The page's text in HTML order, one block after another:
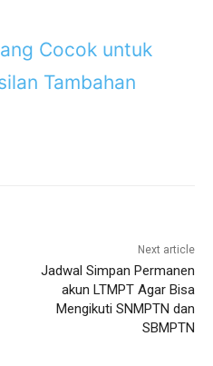
Cocok untuk
Tambahan
Next article
Jadwal Simpan Permanen
akun LTMPT Agar Bisa
Mengikuti SNMPTN dan
SBMPTN